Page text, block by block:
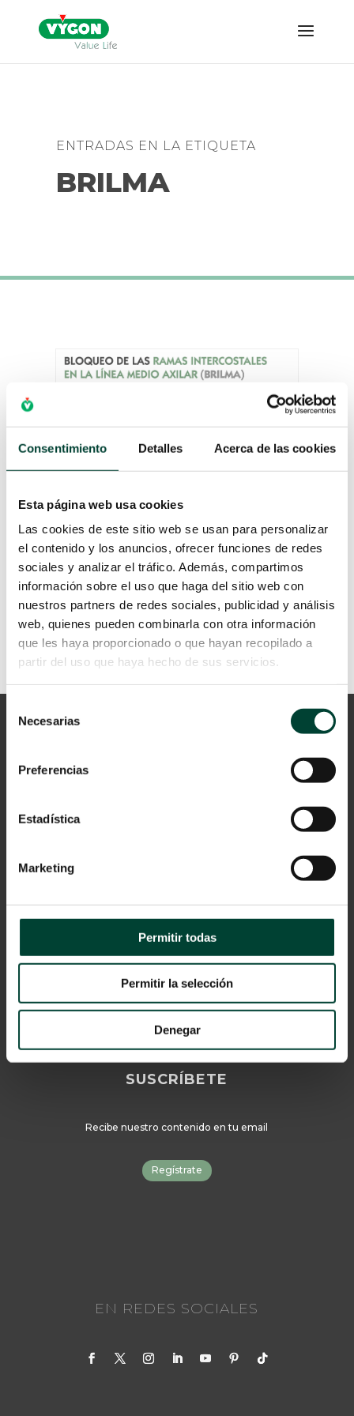
Consentimiento Detalles Acerca de las cookies
Esta página web usa cookies
Las cookies de este sitio web se usan para personalizar
el contenido y los anuncios, ofrecer funciones de redes
sociales y analizar el tráfico. Además, compartimos
información sobre el uso que haga del sitio web con
nuestros partners de redes sociales, publicidad y análisis
web, quienes pueden combinarla con otra información
que les haya proporcionado o que hayan recopilado a
partir del uso que haya hecho de sus servicios.
Necesarias
Preferencias
Estadística
Marketing
Permitir todas
Permitir la selección
Denegar
ENTRADAS EN LA ETIQUETA
BRILMA
BRILMA
por Campus Vygon|11 Ene 2022
LEER MÁS
Catálogo
SUSCRÍBETE
Recibe nuestro contenido en tu email
Regístrate
EN REDES SOCIALES